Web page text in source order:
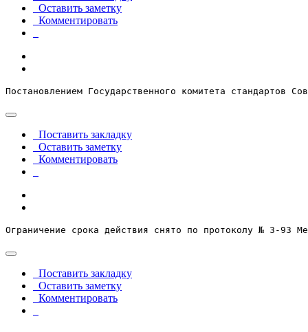
Оставить заметку
Комментировать
Постановлением Государственного комитета стандартов
Поставить закладку
Оставить заметку
Комментировать
Ограничение срока действия снято по протоколу № 3-93
Поставить закладку
Оставить заметку
Комментировать